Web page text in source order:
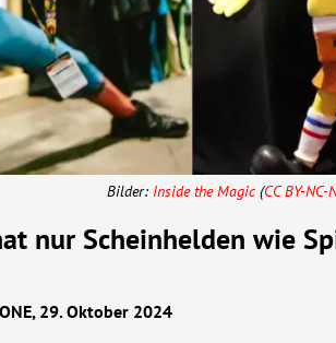
Bilder: Inside the Magic (CC BY-NC-
nur Scheinhelden wie
, 29. Oktober 2024